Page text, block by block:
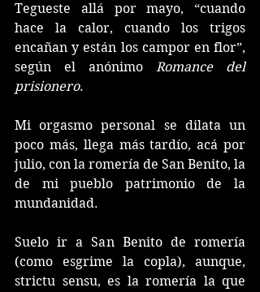
Tegueste allá por mayo, “cuando
hace la calor, cuando los trigos
encañan y están los campor en flor”,
según el anónimo Romance del
prisionero.
Mi orgasmo personal se dilata un
poco más, llega más tardío, acá por
julio, con la romería de San Benito, la
de mi pueblo patrimonio de la
mundanidad.
Suelo ir a San Benito de romería
(como esgrime la copla), aunque,
strictu sensu, es la romería la que